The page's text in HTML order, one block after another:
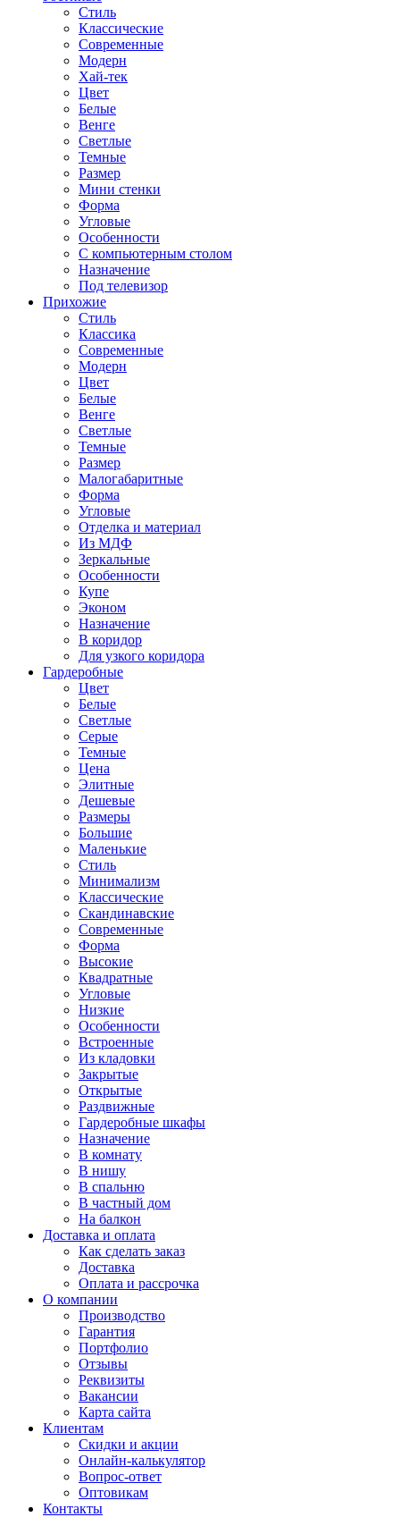
Стиль
Классические
Современные
Модерн
Хай-тек
Цвет
Белые
Венге
Светлые
Темные
Размер
Мини стенки
Форма
Угловые
Особенности
С компьютерным столом
Назначение
Под телевизор
Прихожие
Стиль
Классика
Современные
Модерн
Цвет
Белые
Венге
Светлые
Темные
Размер
Малогабаритные
Форма
Угловые
Отделка и материал
Из МДФ
Зеркальные
Особенности
Купе
Эконом
Назначение
В коридор
Для узкого коридора
Гардеробные
Цвет
Белые
Светлые
Серые
Темные
Цена
Элитные
Дешевые
Размеры
Большие
Маленькие
Стиль
Минимализм
Классические
Скандинавские
Современные
Форма
Высокие
Квадратные
Угловые
Низкие
Особенности
Встроенные
Из кладовки
Закрытые
Открытые
Раздвижные
Гардеробные шкафы
Назначение
В комнату
В нишу
В спальню
В частный дом
На балкон
Доставка и оплата
Как сделать заказ
Доставка
Оплата и рассрочка
О компании
Производство
Гарантия
Портфолио
Отзывы
Реквизиты
Вакансии
Карта сайта
Клиентам
Скидки и акции
Онлайн-калькулятор
Вопрос-ответ
Оптовикам
Контакты